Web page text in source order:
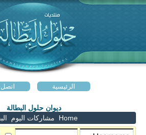
الرئيسية اتصل
ديوان حلول البطالة
Home
مشاركات اليوم